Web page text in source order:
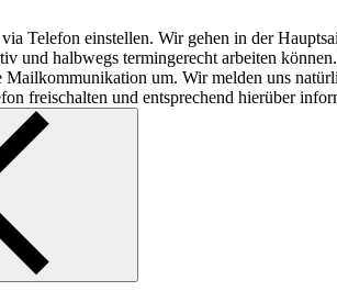
Telefon einstellen. Wir gehen in der
und halbwegs termingerecht arbeiten
um. Wir melden uns
freischalten und entsprechend hierüber